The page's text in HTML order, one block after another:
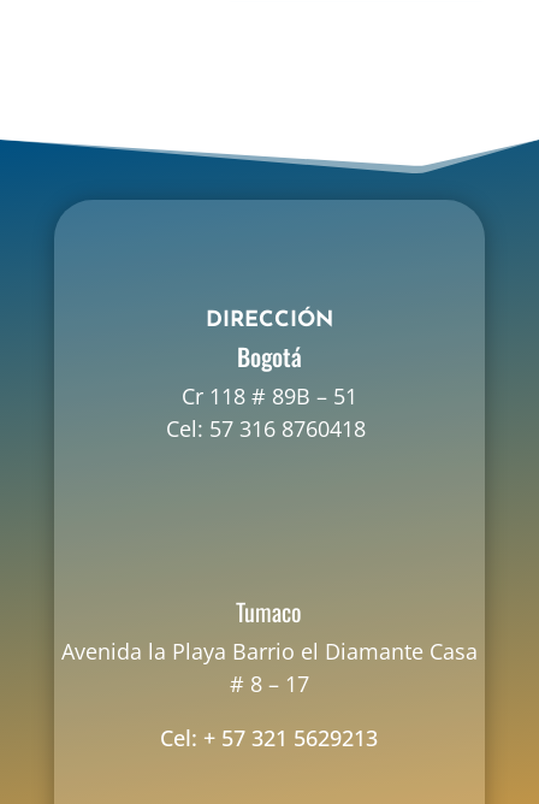
DIRECCIÓN
Bogotá
Cr 118 # 89B – 51
Cel: 57 316 8760418
Tumaco
Avenida la Playa Barrio el Diamante Casa
# 8 – 17
Cel: + 57 321 5629213